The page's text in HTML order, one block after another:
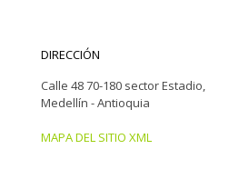
DIRECCIÓN
Calle 48 70-180 sector Estadio,
Medellín - Antioquia
MAPA DEL SITIO XML